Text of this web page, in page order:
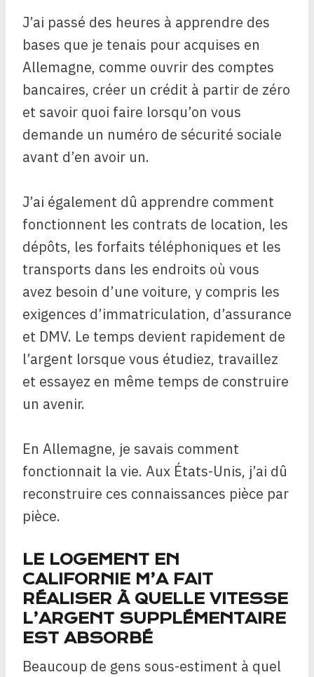
J’ai passé des heures à apprendre des
bases que je tenais pour acquises en
Allemagne, comme ouvrir des comptes
bancaires, créer un crédit à partir de zéro
et savoir quoi faire lorsqu’on vous
demande un numéro de sécurité sociale
avant d’en avoir un.
J’ai également dû apprendre comment
fonctionnent les contrats de location, les
dépôts, les forfaits téléphoniques et les
transports dans les endroits où vous
avez besoin d’une voiture, y compris les
exigences d’immatriculation, d’assurance
et DMV. Le temps devient rapidement de
l’argent lorsque vous étudiez, travaillez
et essayez en même temps de construire
un avenir.
En Allemagne, je savais comment
fonctionnait la vie. Aux États-Unis, j’ai dû
reconstruire ces connaissances pièce par
pièce.
LE LOGEMENT EN
CALIFORNIE M’A FAIT
RÉALISER À QUELLE VITESSE
L’ARGENT SUPPLÉMENTAIRE
EST ABSORBÉ
Beaucoup de gens sous-estiment à quel